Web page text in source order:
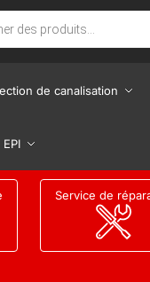
de canalisation
EPI
Service de